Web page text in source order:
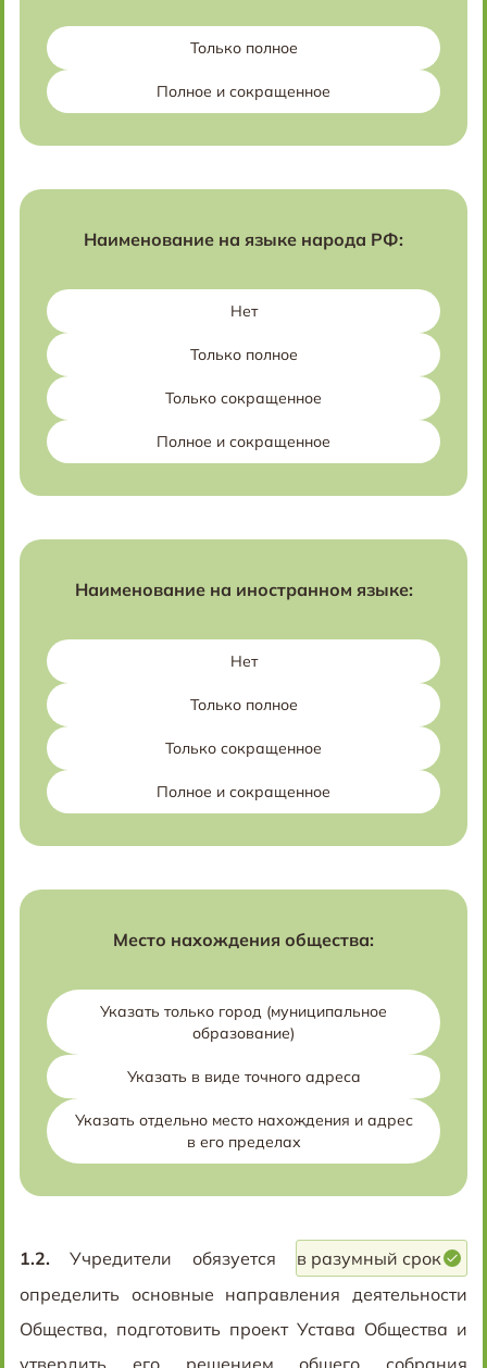
Только полное
Полное и сокращенное
Наименование на языке народа РФ:
Нет
Только полное
Только сокращенное
Полное и сокращенное
Наименование на иностранном языке:
Нет
Только полное
Только сокращенное
Полное и сокращенное
Место нахождения общества:
Указать только город (муниципальное
образование)
Указать в виде точного адреса
Указать отдельно место нахождения и адрес
в его пределах
1.2. Учредители обязуется в разумный срок
определить основные направления деятельности
Общества, подготовить проект Устава Общества и
утвердить его решением общего собрания